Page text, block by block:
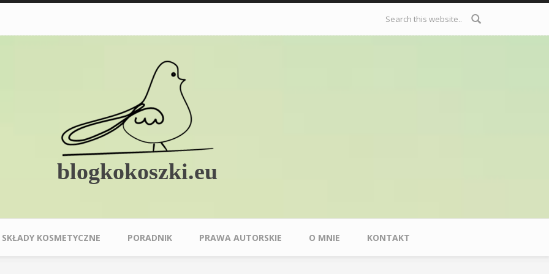
Formularz
wyszukiwania
blogkokoszki.eu
SKŁADY KOSMETYCZNE PORADNIK PRAWA AUTORSKIE O MNIE KONTAKT